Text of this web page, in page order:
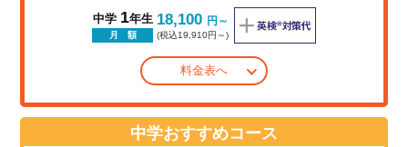
中学 1年生
月 額
18,100 円～
(税込19,910円～)
料金表へ
中学おすすめコース